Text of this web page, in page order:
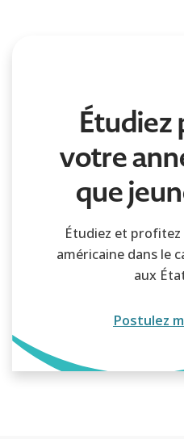
Étudiez
votre
que
Étudiez et
américaine dans le
aux
Postulez